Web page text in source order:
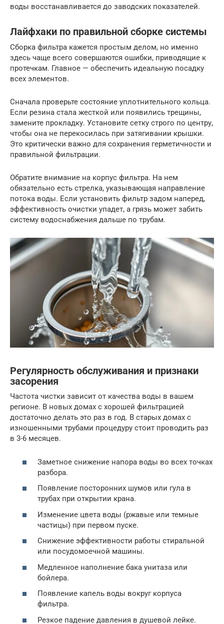
воды восстанавливается до заводских показателей.
Лайфхаки по правильной сборке системы
Сборка фильтра кажется простым делом, но именно
здесь чаще всего совершаются ошибки, приводящие к
протечкам. Главное — обеспечить идеальную посадку
всех элементов.
Сначала проверьте состояние уплотнительного кольца.
Если резина стала жесткой или появились трещины,
замените прокладку. Установите сетку строго по центру,
чтобы она не перекосилась при затягивании крышки.
Это критически важно для сохранения герметичности и
правильной фильтрации.
Обратите внимание на корпус фильтра. На нем
обязательно есть стрелка, указывающая направление
потока воды. Если установить фильтр задом наперед,
эффективность очистки упадет, а грязь может забить
систему водоснабжения дальше по трубам.
Регулярность обслуживания и признаки
засорения
Частота чистки зависит от качества воды в вашем
регионе. В новых домах с хорошей фильтрацией
достаточно делать это раз в год. В старых домах с
изношенными трубами процедуру стоит проводить раз
в 3-6 месяцев.
Заметное снижение напора воды во всех точках
разбора.
Появление посторонних шумов или гула в
трубах при открытии крана.
Изменение цвета воды (ржавые или темные
частицы) при первом пуске.
Снижение эффективности работы стиральной
или посудомоечной машины.
Медленное наполнение бака унитаза или
бойлера.
Появление капель воды вокруг корпуса
фильтра.
Резкое падение давления в душевой лейке.